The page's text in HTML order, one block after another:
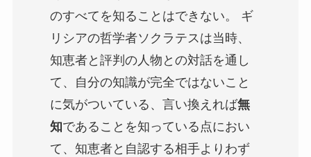
のすべてを知ることはできない。 ギ
リシアの哲学者ソクラテスは当時、
知恵者と評判の人物との対話を通し
て、自分の知識が完全ではないこと
に気がついている、言い換えれば無
知であることを知っている点におい
て、知恵者と自認する相手よりわず